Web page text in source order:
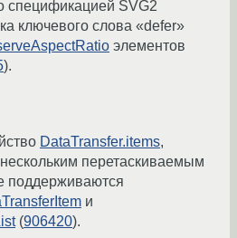
спецификацией SVG2
ключевого слова «defer»
элементов
).
DataTransfer.items,
перетаскиваемым
поддерживаются
и
(906420).